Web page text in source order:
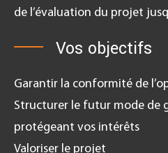
de l’évaluation du projet
Vos objectifs
Garantir la conformité de
Structurer le futur mode de
protégeant vos intérêts
Valoriser le projet